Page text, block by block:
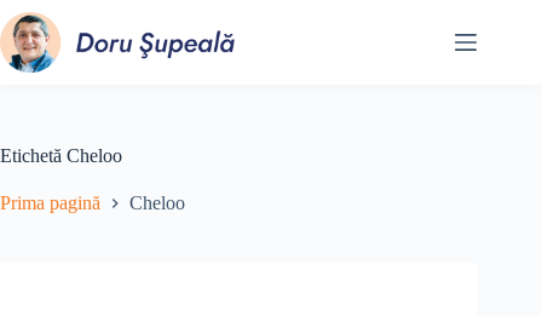
Sari
la
conținut
Etichetă Cheloo
Prima pagină Cheloo